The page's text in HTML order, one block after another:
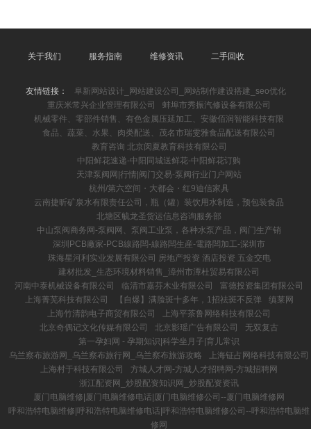
关于我们 服务指南 维修资讯 二手回收
友情链接：
阜新网站设计_网站建设公司_网站制作建设搭建_seo优化
重庆米常兴企业管理有限公司
蚌埠市秀振汽修设备有限公司
机械零件、零部件销售、有色金属压延加工、安徽佰润智能科技有限
食品、蔬菜、水果、肉类配送、茂名市瑞雯雅食品配送有限公司
教育咨询 北京闵夏教育科技有限公司
中阳鲜花速递-中阳同城送鲜花-中阳鲜花订购
天津泵阀网|行情|阀门交易-泵阀行业门户网站
杭州/第六空间・大都会・红9迪信家具
云南捷昕矿泉水有限责任公司，瓶（罐）装饮用水制造，预包装食品
北塘区毓龙圣货运信息咨询服务部
中山泵阀商务网-泵阀网、泵阀工业泵，各种水泵产品，阀门生产销
深圳PCB廠家-PCB線路闆-線路闆生産-電路闆加工-深圳市
珠海星河利实业发展有限公司 房地产投资 酒店投资 五金交电
建材批发_生态环境材料销售_漳州市潭杜贸易有限公司
河南中泰机械设备有限公司
临清市嘉芬木业有限公司
富德投资集团有限公司
上海菁芜科技有限公司
【自爆】满脸斑十多年，1招祛斑不反弹
缜莱网
上海竹清韵电子商贸有限公司
上海平茶鲁网络科技有限公司
北京奇偶记文化传媒有限公司
北京影瑶广告有限公司
无双复古
第一孕妇网 - 孕期知识|科学坐月子|育儿常识
乌兰察布旅游网_乌兰察布旅行网_乌兰察布旅游攻略
上海钲占网络科技有限公司
上海村于科技有限公司
方城人才网-方城人才招聘网-方城招聘网
浙江配资网_炒股配资知识网_炒股配资资讯
厦门电脑维修|厦门电脑维修电话|厦门电脑维修公司--厦门电脑维修网
呼和浩特电脑维修|呼和浩特电脑维修电话|呼和浩特电脑维修公司--呼和浩特电脑维
修网